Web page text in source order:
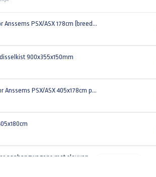
Voorrek voor Anssems PSX/ASX 178cm (breedte) plateauwagen
900x355x150mm
Vlakzeil voor Anssems PSX/ASX 405x178cm plateauwagen
aanhangwagens met sleuven